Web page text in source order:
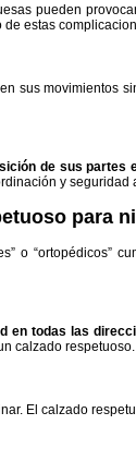
pueden
de estas
sus movimientos
de sus partes
y seguridad
para
o “ortopédicos”
en todas las
calzado respetuoso.
El calzado